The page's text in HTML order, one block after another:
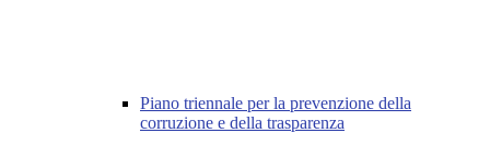
Piano triennale per la prevenzione della
corruzione e della trasparenza